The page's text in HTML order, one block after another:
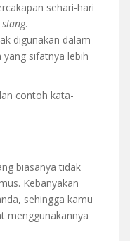
sehari-hari
slang.
digunakan dalam
sifatnya lebih
contoh kata-
biasanya tidak
Kebanyakan
sehingga kamu
menggunakannya